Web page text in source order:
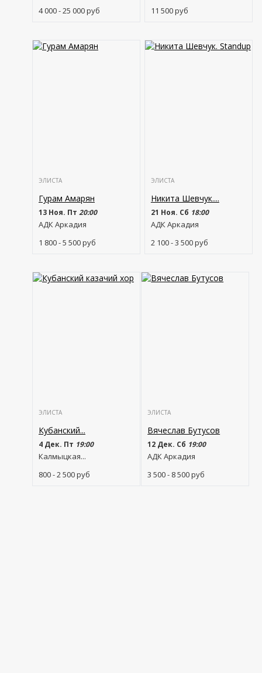
4 000 - 25 000руб
11 500руб
ЭЛИСТА
Гурам Амарян
13 Ноя. Пт 20:00
АДК Аркадия
1 800 - 5 500руб
ЭЛИСТА
Никита Шевчук....
21 Ноя. Сб 18:00
АДК Аркадия
2 100 - 3 500руб
ЭЛИСТА
Кубанский...
4 Дек. Пт 19:00
Калмыцкая...
800 - 2 500руб
ЭЛИСТА
Вячеслав Бутусов
12 Дек. Сб 19:00
АДК Аркадия
3 500 - 8 500руб